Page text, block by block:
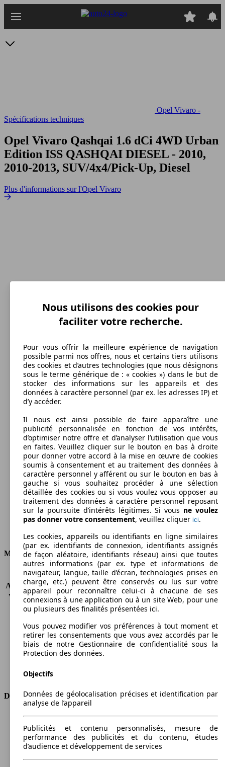
au
Opel Vivaro -
Spécifications techniques
Opel Vivaro Qashqai 1.6 dCi 4WD Urban
Edition ISS QASHQAI DIESEL - 2010,
2010-2013, SUV/4x4/Pick-Up, Diesel
Plus d'informations sur l'Opel Vivaro
Diesel
Carburant
135 g/km
Émissions de CO2 (combinées)*
Ø 5.1 l/100km
Consommation
Moteur et Puissance
KW (CH)
96 kW (130 PS)
Accélération (0-100 km/h) 10.9s
Vitesse maximale (km/h) 190 km/h
Nombre de vitesses
6
Cylindrée
1598 ccm
Carburant
Diesel
Cylindres
4
Type de traction
Dimensions
Longueur
4315 mm
Hauteur
1615 mm
Largeur
1780 mm
Empattement
2630 mm
Poids maximum
2100 kg
Nous utilisons des cookies pour
faciliter votre recherche.
Pour vous offrir la meilleure expérience de navigation
possible parmi nos offres, nous et certains tiers utilisons
des cookies et d’autres technologies (que nous désignons
sous le terme générique de : « cookies ») dans le but de
stocker des informations sur les appareils et des
données à caractère personnel (par ex. les adresses IP) et
d’y accéder.
Il nous est ainsi possible de faire apparaître une
publicité personnalisée en fonction de vos intérêts,
d’optimiser notre offre et d’analyser l’utilisation que vous
en faites. Veuillez cliquer sur le bouton en bas à droite
pour donner votre accord à la mise en œuvre de cookies
soumis à consentement et au traitement des données à
caractère personnel y afférent ou sur le bouton en bas à
gauche si vous souhaitez procéder à une sélection
détaillée des cookies ou si vous voulez vous opposer au
traitement des données à caractère personnel reposant
sur la poursuite d’intérêts légitimes. Si vous ne voulez
pas donner votre consentement, veuillez cliquer ici.
Les cookies, appareils ou identifiants en ligne similaires
(par ex. identifiants de connexion, identifiants assignés
de façon aléatoire, identifiants réseau) ainsi que toutes
autres informations (par ex. type et informations de
navigateur, langue, taille d’écran, technologies prises en
charge, etc.) peuvent être conservés ou lus sur votre
appareil pour reconnaître celui-ci à chacune de ses
connexions à une application ou à un site Web, pour une
ou plusieurs des finalités présentées ici.
Vous pouvez modifier vos préférences à tout moment et
retirer les consentements que vous avez accordés par le
biais de notre Gestionnaire de confidentialité sous la
Protection des données.
Objectifs
Données de géolocalisation précises et identification par
analyse de l’appareil
Publicités et contenu personnalisés, mesure de
performance des publicités et du contenu, études
d’audience et développement de services